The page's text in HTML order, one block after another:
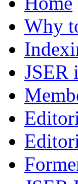
Why
JSER